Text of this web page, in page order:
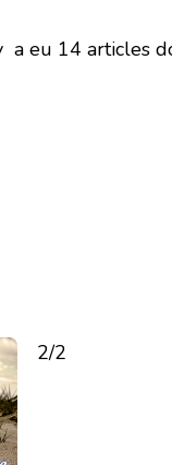
a eu 14 articles
2/2